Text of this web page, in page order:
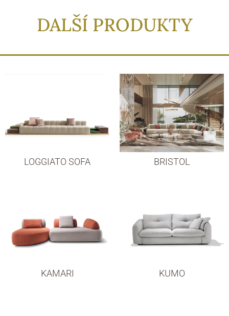
DALŠÍ PRODUKTY
LOGGIATO SOFA BRISTOL
KAMARI KUMO